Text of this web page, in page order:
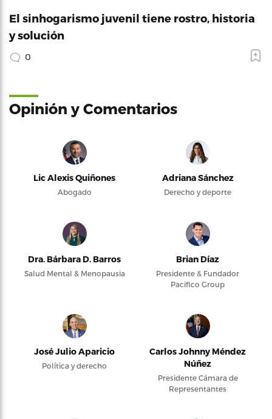
El sinhogarismo juvenil tiene rostro, historia
y solución
0
Opinión y Comentarios
Lic Alexis Quiñones
Abogado
Adriana Sánchez
Derecho y deporte
Dra. Bárbara D. Barros
Salud Mental & Menopausia
Brian Díaz
Presidente & Fundador
Pacifico Group
José Julio Aparicio
Política y derecho
Carlos Johnny Méndez
Núñez
Presidente Cámara de
Representantes